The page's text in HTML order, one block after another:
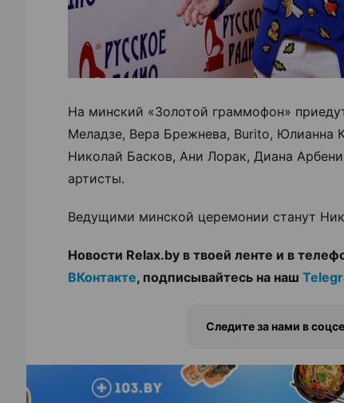
На минский «Золотой граммофон»
Меладзе, Вера Брежнева, Burito, Юлианна
Николай Басков, Ани Лорак, Диана
артисты.
Ведущими минской церемонии станут
Новости Relax.by в твоей ленте и в
ВКонтакте, подписывайтесь на наш
Следите за нами в